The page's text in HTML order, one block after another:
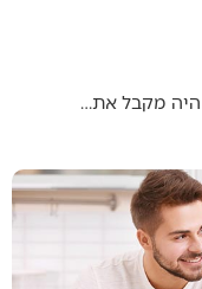
היה מקבל את…